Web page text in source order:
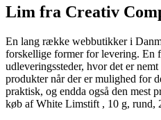
Lim fra Creativ
En lang række webbutikker i
forskellige former for levering. En
udleveringssteder, hvor det er
produkter når der er mulighed for
praktisk, og endda også den mest
køb af White Limstift , 10 g, rund,